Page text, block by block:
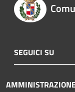
SEGUICI SU